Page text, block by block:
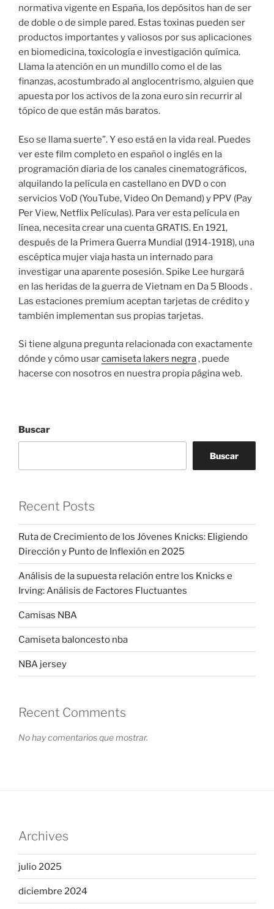
normativa vigente en España, los depósitos han de ser
de doble o de simple pared. Estas toxinas pueden ser
productos importantes y valiosos por sus aplicaciones
en biomedicina, toxicología e investigación química.
Llama la atención en un mundillo como el de las
finanzas, acostumbrado al anglocentrismo, alguien que
apuesta por los activos de la zona euro sin recurrir al
tópico de que están más baratos.
Eso se llama suerte”. Y eso está en la vida real. Puedes
ver este film completo en español o inglés en la
programación diaria de los canales cinematográficos,
alquilando la película en castellano en DVD o con
servicios VoD (YouTube, Video On Demand) y PPV (Pay
Per View, Netflix Películas). Para ver esta película en
línea, necesita crear una cuenta GRATIS. En 1921,
después de la Primera Guerra Mundial (1914-1918), una
escéptica mujer viaja hasta un internado para
investigar una aparente posesión. Spike Lee hurgará
en las heridas de la guerra de Vietnam en Da 5 Bloods .
Las estaciones premium aceptan tarjetas de crédito y
también implementan sus propias tarjetas.
Si tiene alguna pregunta relacionada con exactamente
dónde y cómo usarcamiseta lakers negra, puede
hacerse con nosotros en nuestra propia página web.
Buscar
Buscar
Recent Posts
Ruta de Crecimiento de los Jóvenes Knicks: Eligiendo
Dirección y Punto de Inflexión en 2025
Análisis de la supuesta relación entre los Knicks e
Irving: Análisis de Factores Fluctuantes
Camisas NBA
Camiseta baloncesto nba
NBA jersey
Recent Comments
No hay comentarios que mostrar.
Archives
julio 2025
diciembre 2024